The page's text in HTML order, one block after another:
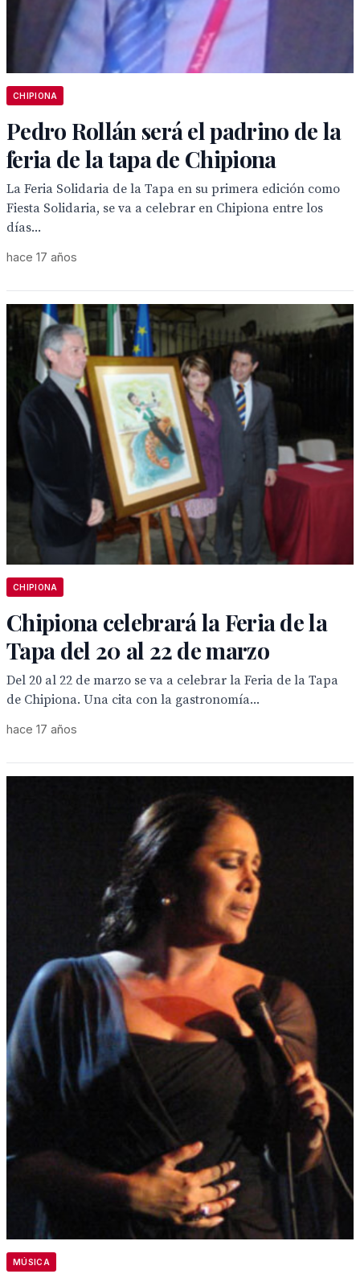
CHIPIONA
Pedro Rollán será el padrino de la
feria de la tapa de Chipiona
La Feria Solidaria de la Tapa en su primera edición como
Fiesta Solidaria, se va a celebrar en Chipiona entre los
días...
hace 17 años
CHIPIONA
Chipiona celebrará la Feria de la
Tapa del 20 al 22 de marzo
Del 20 al 22 de marzo se va a celebrar la Feria de la Tapa
de Chipiona. Una cita con la gastronomía...
hace 17 años
MÚSICA